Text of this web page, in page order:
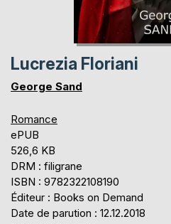
Lucrezia Floriani
George Sand
Romance
ePUB
526,6 KB
DRM : filigrane
ISBN : 9782322108190
Éditeur : Books on Demand
Date de parution : 12.12.2018